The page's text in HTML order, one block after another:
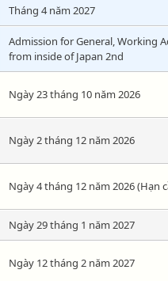
Tháng 4 năm 2027
Admission for General, Working
from inside of Japan 2nd
Ngày 23 tháng 10 năm 2026
Ngày 2 tháng 12 năm 2026
Ngày 4 tháng 12 năm 2026 (Hạn
Ngày 29 tháng 1 năm 2027
Ngày 12 tháng 2 năm 2027